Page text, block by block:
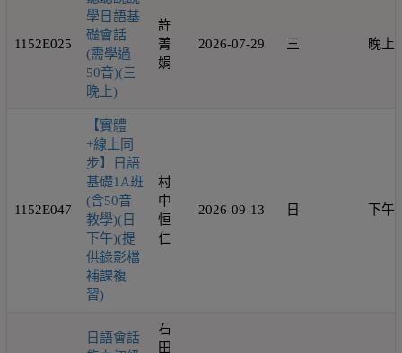
1152E025
學日語基
礎會話
(需學過
50音)(三
晚上)
許
菁
娟
2026-07-29 三 晚上
1152E047
【實體
+線上同
步】日語
基礎1A班
(含50音
教學)(日
下午)(提
供錄影檔
補課複
習)
村
中
恒
仁
2026-09-13 日 下午
日語會話
石
田